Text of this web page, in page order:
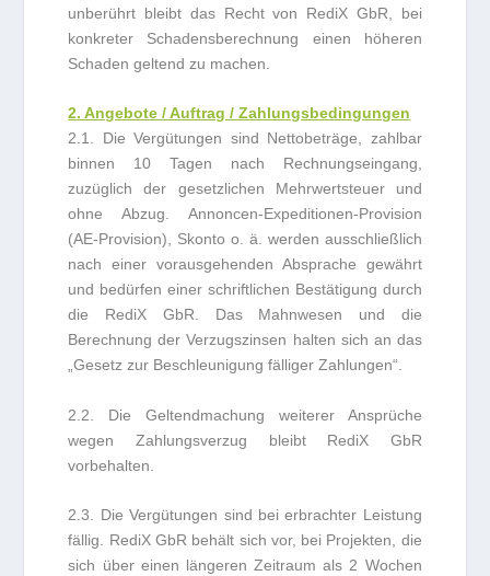
unberührt bleibt das Recht von RediX GbR, bei
konkreter Schadensberechnung einen höheren
Schaden geltend zu machen.
2. Angebote / Auftrag / Zahlungsbedingungen
2.1. Die Vergütungen sind Nettobeträge, zahlbar
binnen 10 Tagen nach Rechnungseingang,
zuzüglich der gesetzlichen Mehrwertsteuer und
ohne Abzug. Annoncen-Expeditionen-Provision
(AE-Provision), Skonto o. ä. werden ausschließlich
nach einer vorausgehenden Absprache gewährt
und bedürfen einer schriftlichen Bestätigung durch
die RediX GbR. Das Mahnwesen und die
Berechnung der Verzugszinsen halten sich an das
„Gesetz zur Beschleunigung fälliger Zahlungen“.
2.2. Die Geltendmachung weiterer Ansprüche
wegen Zahlungsverzug bleibt RediX GbR
vorbehalten.
2.3. Die Vergütungen sind bei erbrachter Leistung
fällig. RediX GbR behält sich vor, bei Projekten, die
sich über einen längeren Zeitraum als 2 Wochen